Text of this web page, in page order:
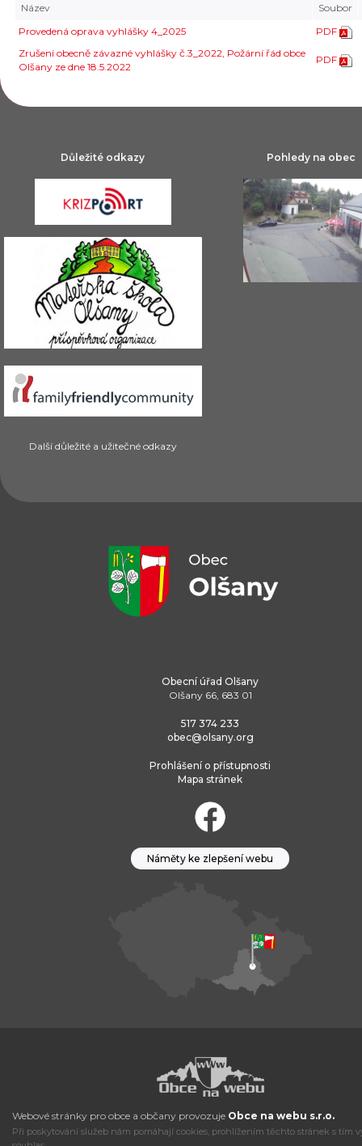
Název
Soubor
Provedená oprava vyhlášky 4_2025
PDF
Zrušení obecně závazné vyhlášky č.3_2022, Požární řád obce
Olšany ze dne 18.5.2022
PDF
Důležité odkazy
Další důležité a užitečné odkazy
Pohledy na obec
Obecní úřad Olšany
Olšany 66, 683 01
517 374 233
obec@olsany.org
Prohlášení o přístupnosti
Mapa stránek
Náměty ke zlepšení webu
Webové stránky pro obce a občany provozuje Obce na webu s.r.o.
Při poskytování služeb nám pomáhají cookies, prohlížením těchto stránek s tím